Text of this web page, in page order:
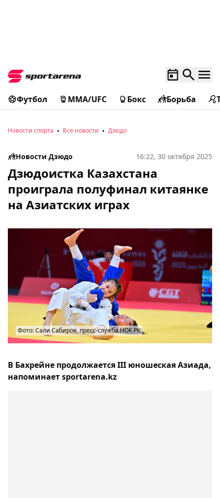
Футбол MMA/UFC Бокс Борьба
Новости спорта Все новости Дзюдо
Новости Дзюдо 16:22, 30 октября 2025
Дзюдоистка Казахстана
проиграла полуфинал китаянке
на Азиатских играх
Фото: Сали Сабиров, пресс-служба НОК РК
В Бахрейне продолжается III юношеская Азиада,
напоминает sportarena.kz